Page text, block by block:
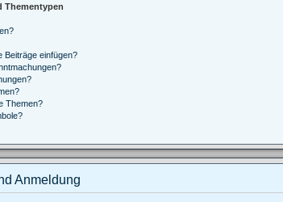
Thementypen
Beiträge einfügen?
Themen?
Anmeldung